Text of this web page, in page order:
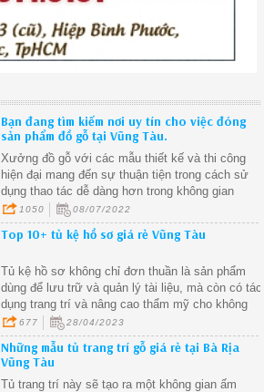
Bạn đang tìm kiếm nơi uy tín cho việc đóng
sản phẩm đồ gỗ tại Vũng Tàu.
Xưởng đồ gỗ với các mẫu thiết kế và thi công
hiện đại mang đến sự thuận tiện trong cách sử
dụng thao tác dễ dàng hơn trong không gian
sống.1050 08/07/2022
Top 10+ tủ kệ hồ sơ giá rẻ Vũng Tàu
Tủ kệ hồ sơ không chỉ đơn thuần là sản phẩm
dùng để lưu trữ và quản lý tài liệu, mà còn có tác
dụng trang trí và nâng cao thẩm mỹ cho không
gian văn phòng
677 28/04/2023
Những mẫu tủ trang trí gỗ giá rẻ tại Bà Rịa
Vũng Tàu
Tủ trang trí này sẽ tạo ra một không gian ấm